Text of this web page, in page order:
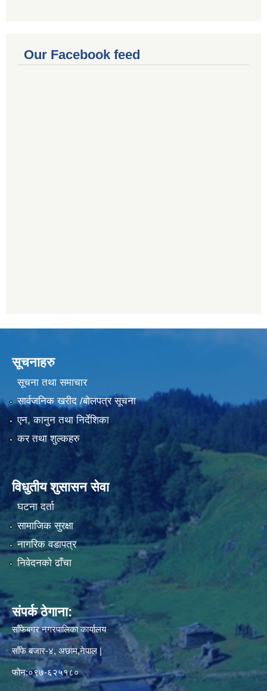
Our Facebook feed
सूचनाहरु
सूचना तथा समाचार
सार्वजनिक खरीद /बोलपत्र सूचना
एन, कानुन तथा निर्देशिका
कर तथा शुल्कहरु
विधुतीय शुसासन सेवा
घटना दर्ता
सामाजिक सुरक्षा
नागरिक वडापत्र
निवेदनको ढाँचा
संपर्क ठेगाना:
साँफेबगर नगरपालिका कार्यालय
साँफे बजार-४, अछाम,नेपाल |
फोन:०९७-६२५१८०